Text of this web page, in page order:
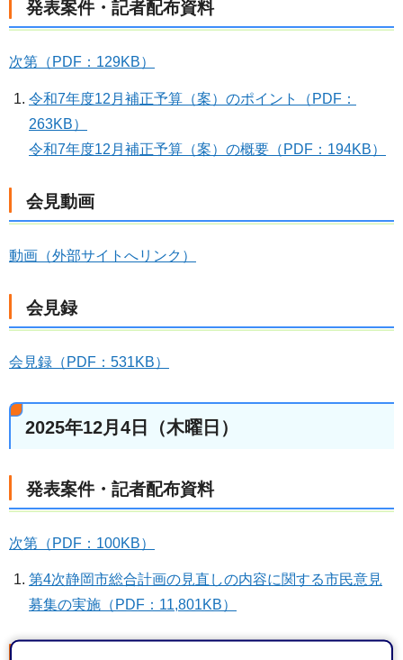
発表案件・記者配布資料
次第（PDF：129KB）
令和7年度12月補正予算（案）のポイント（PDF：
263KB）
令和7年度12月補正予算（案）の概要（PDF：194KB）
会見動画
動画（外部サイトへリンク）
会見録
会見録（PDF：531KB）
2025年12月4日（木曜日）
発表案件・記者配布資料
次第（PDF：100KB）
第4次静岡市総合計画の見直しの内容に関する市民意見
募集の実施（PDF：11,801KB）